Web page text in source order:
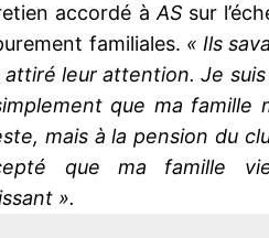
accordé àAS sur
familiales. « Ils
leur attention. Je suis
que ma famille
mais à la pension du
que ma famille
».